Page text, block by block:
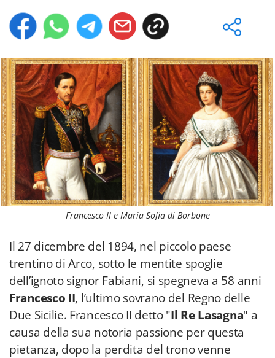
Francesco II e Maria Sofia di Borbone
Il 27 dicembre del 1894, nel piccolo paese
trentino di Arco, sotto le mentite spoglie
dell’ignoto signor Fabiani, si spegneva a 58 anni
Francesco II, l’ultimo sovrano del Regno delle
Due Sicilie. Francesco II detto "Il Re Lasagna" a
causa della sua notoria passione per questa
pietanza, dopo la perdita del trono venne